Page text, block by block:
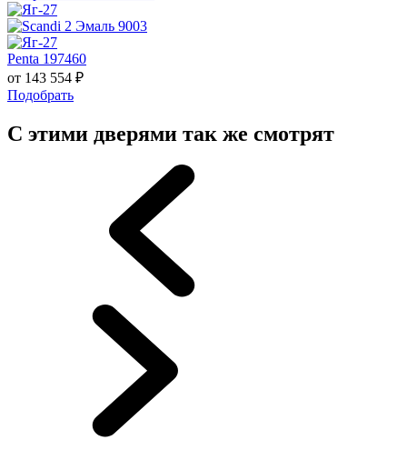
Penta 197460
от 143 554 ₽
Подобрать
С этими дверями так же смотрят